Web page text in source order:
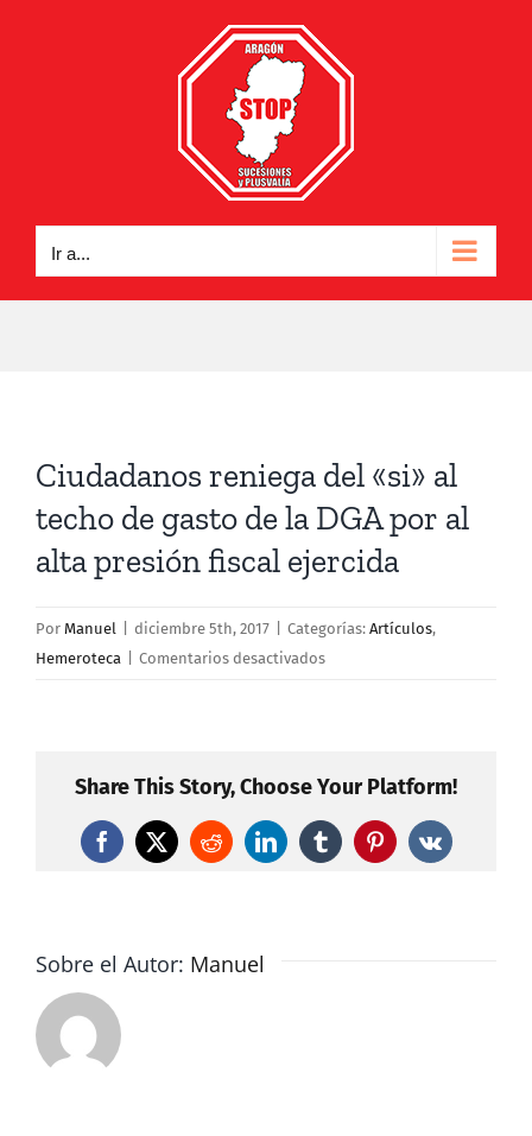
Ir a...
Ciudadanos reniega del «si» al
techo de gasto de la DGA por al
alta presión fiscal ejercida
Por Manuel diciembre 5th, 2017 Categorías: Artículos,
Hemeroteca
Comentarios desactivadosen
«si»
techo
de
Share This Story, Choose Your Platform!
Facebook
X RedditLinkedInTumblrPinterest
Vk
Sobre el Autor: Manuel